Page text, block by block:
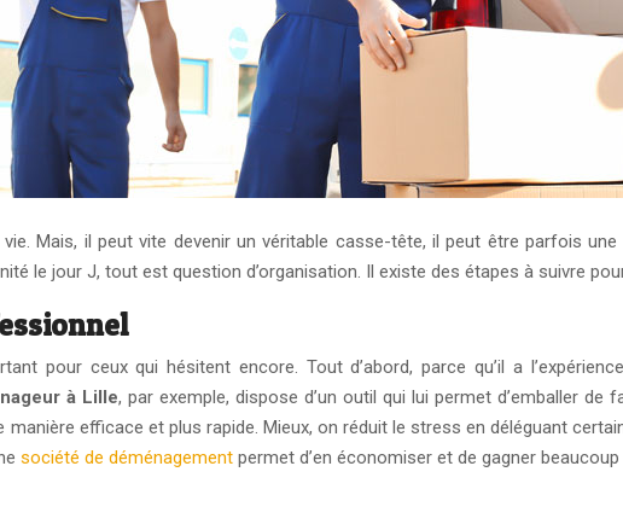
Mais, il peut vite devenir un véritable casse-tête, il peut être parfois
le jour J, tout est question d’organisation. Il existe des étapes à suivre
pour ceux qui hésitent encore. Tout d’abord, parce qu’il a
à Lille, par exemple, dispose d’un outil qui lui permet d’emballer
manière efficace et plus rapide. Mieux, on réduit le stress en déléguant
société de déménagement permet d’en économiser et de gagner